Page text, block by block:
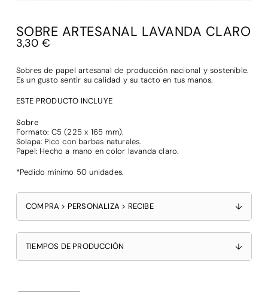
SOBRE ARTESANAL LAVANDA CLARO
3,30 €
Sobres de papel artesanal de producción nacional y sostenible.
Es un gusto sentir su calidad y su tacto en tus manos.
ESTE PRODUCTO INCLUYE
Sobre
Formato: C5 (225 x 165 mm).
Solapa: Pico con barbas naturales.
Papel: Hecho a mano en color lavanda claro.
*Pedido mínimo 50 unidades.
COMPRA > PERSONALIZA > RECIBE ↓
TIEMPOS DE PRODUCCIÓN ↓